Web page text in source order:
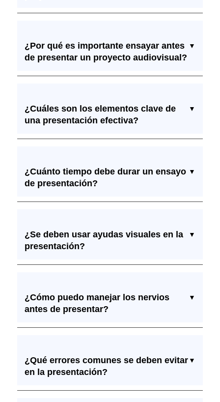
¿Por qué es importante ensayar antes
de presentar un proyecto audiovisual?
▼
¿Cuáles son los elementos clave de
una presentación efectiva?
▼
¿Cuánto tiempo debe durar un ensayo
de presentación?
▼
¿Se deben usar ayudas visuales en la
presentación?
▼
¿Cómo puedo manejar los nervios
antes de presentar?
▼
¿Qué errores comunes se deben evitar
en la presentación?
▼